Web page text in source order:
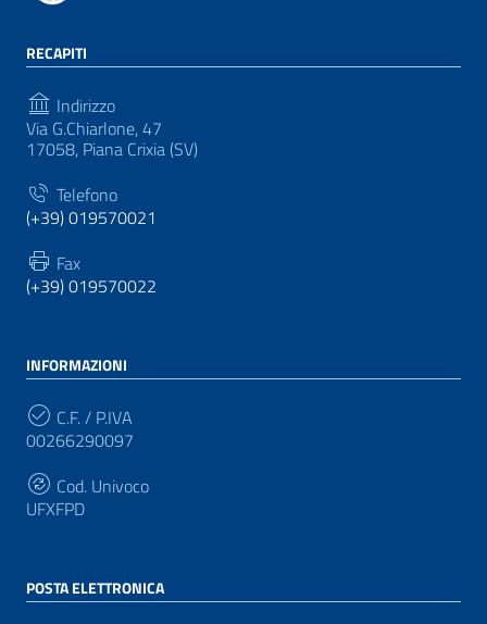
RECAPITI
Indirizzo
Via G.Chiarlone, 47
17058, Piana Crixia (SV)
Telefono
(+39) 019570021
Fax
(+39) 019570022
INFORMAZIONI
C.F. / P.IVA
00266290097
Cod. Univoco
UFXFPD
POSTA ELETTRONICA